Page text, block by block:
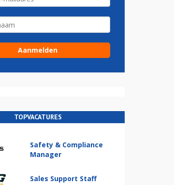
TOPVACATURES
Safety & Compliance
Manager
Sales Support Staff